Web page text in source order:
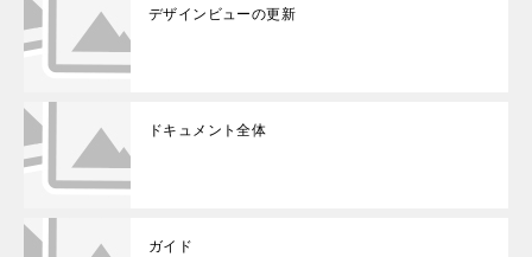
デザインビューの更新
ドキュメント全体
ガイド